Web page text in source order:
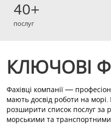
40+
послуг
КЛЮЧОВІ
Фахівці компанії —
мають досвід роботи на
розширити список послуг за
морськими та транспортними